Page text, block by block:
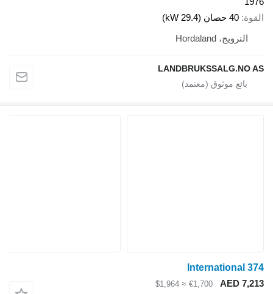
40 حصان (29.4 kW)
النرويج، Hordaland
LANDBRUKSSALG.NO
International
AED
€1,700
≈ $1,964